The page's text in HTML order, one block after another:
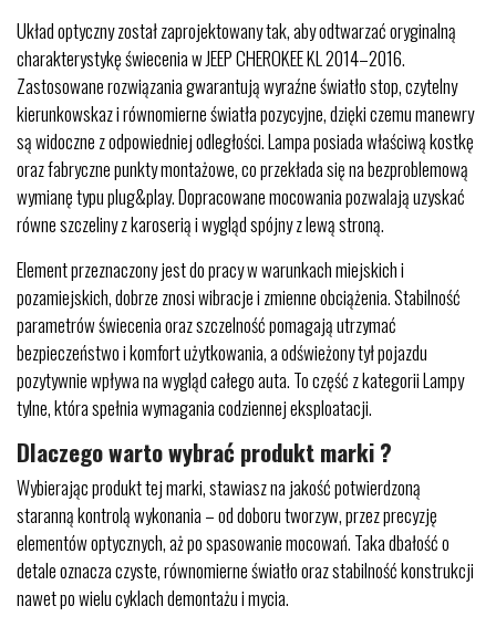
Układ optyczny został zaprojektowany tak, aby odtwarzać oryginalną
charakterystykę świecenia w JEEP CHEROKEE KL 2014–2016.
Zastosowane rozwiązania gwarantują wyraźne światło stop, czytelny
kierunkowskaz i równomierne światła pozycyjne, dzięki czemu manewry
są widoczne z odpowiedniej odległości. Lampa posiada właściwą kostkę
oraz fabryczne punkty montażowe, co przekłada się na bezproblemową
wymianę typu plug&play. Dopracowane mocowania pozwalają uzyskać
równe szczeliny z karoserią i wygląd spójny z lewą stroną.
Element przeznaczony jest do pracy w warunkach miejskich i
pozamiejskich, dobrze znosi wibracje i zmienne obciążenia. Stabilność
parametrów świecenia oraz szczelność pomagają utrzymać
bezpieczeństwo i komfort użytkowania, a odświeżony tył pojazdu
pozytywnie wpływa na wygląd całego auta. To część z kategorii Lampy
tylne, która spełnia wymagania codziennej eksploatacji.
Dlaczego warto wybrać produkt marki ?
Wybierając produkt tej marki, stawiasz na jakość potwierdzoną
staranną kontrolą wykonania – od doboru tworzyw, przez precyzję
elementów optycznych, aż po spasowanie mocowań. Taka dbałość o
detale oznacza czyste, równomierne światło oraz stabilność konstrukcji
nawet po wielu cyklach demontażu i mycia.